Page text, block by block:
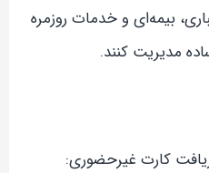
بیمه‌ای و خدمات روزمره
مدیریت کنند.
کارت غیرحضوری: